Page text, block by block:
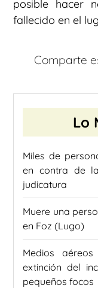
posible hacer
fallecido en el
Comparte
Lo
Miles de
en contra de
judicatura
Muere una
en Foz (Lugo)
Medios
extinción del
pequeños focos